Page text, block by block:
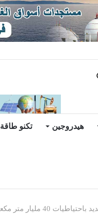
الإمارات يرتفع للعام الثاني
هيدروجين تكنو طاقة
مليار متر مكعب